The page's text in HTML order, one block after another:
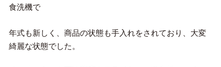
食洗機で
年式も新しく、商品の状態も手入れをされており、大変
綺麗な状態でした。